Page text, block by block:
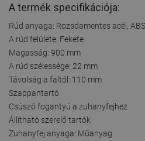
A termék specifikációja:
Rúd anyaga: Rozsdamentes acél, ABS
A rúd felülete: Fekete
Magasság: 900 mm
A rúd szélessége: 22 mm
Távolság a faltól: 110 mm
Szappantartó
Csúszó fogantyú a zuhanyfejhez
Állítható szerelő tartók
Zuhanyfej anyaga: Műanyag